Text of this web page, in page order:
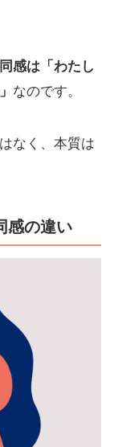
同感は「わたし
なのです。
なく、本質は
感の違い